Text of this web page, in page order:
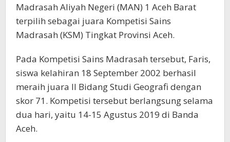
Madrasah Aliyah Negeri (MAN) 1 Aceh Barat
terpilih sebagai juara Kompetisi Sains
Madrasah (KSM) Tingkat Provinsi Aceh.
Pada Kompetisi Sains Madrasah tersebut, Faris,
siswa kelahiran 18 September 2002 berhasil
meraih juara II Bidang Studi Geografi dengan
skor 71. Kompetisi tersebut berlangsung selama
dua hari, yaitu 14-15 Agustus 2019 di Banda
Aceh.